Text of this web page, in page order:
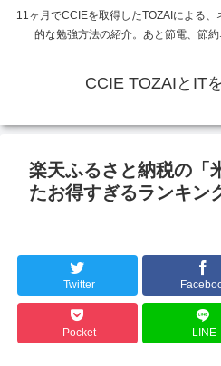
11ヶ月でCCIEを取得したTOZAIによる
的な勉強方法の紹介。あと節電、節
CCIE TOZAIとIT
楽天ふるさと納税の「
たお得すぎるランキン
Twitter
Pocket LINE